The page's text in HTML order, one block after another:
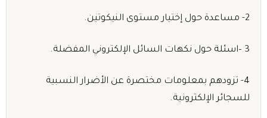
2- مساعدة حول إختيار مستوى النيكوتين.
3 –اسئلة حول نكهات السائل الإلكتروني المفضلة.
4- تزودهم بمعلومات مختصرة عن الأضرار النسبية
للسجائر الإلكترونية.